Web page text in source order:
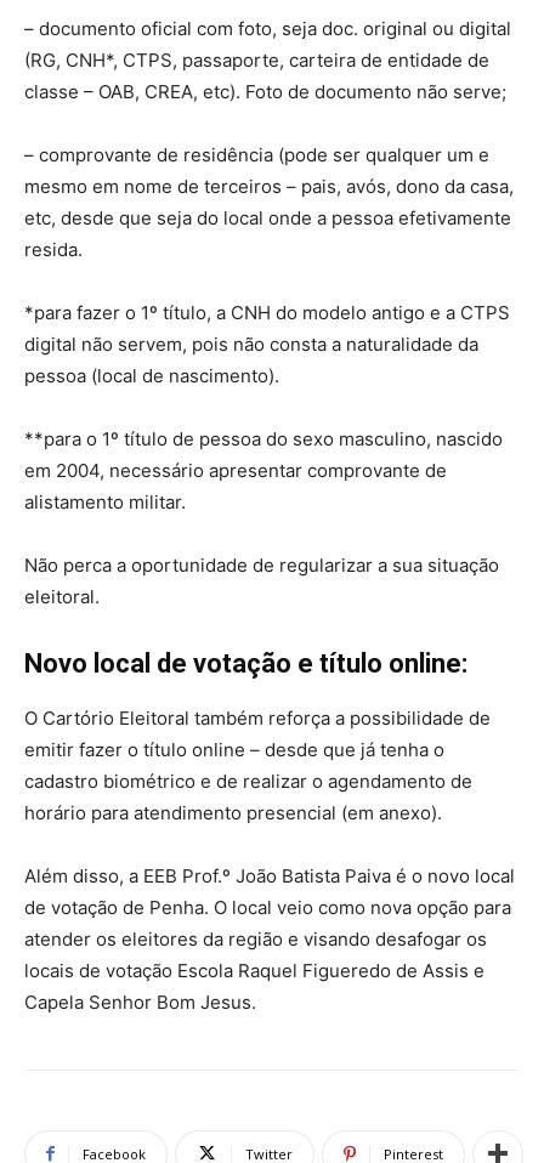
– documento oficial com foto, seja doc. original ou digital
(RG, CNH*, CTPS, passaporte, carteira de entidade de
classe – OAB, CREA, etc). Foto de documento não serve;
– comprovante de residência (pode ser qualquer um e
mesmo em nome de terceiros – pais, avós, dono da casa,
etc, desde que seja do local onde a pessoa efetivamente
resida.
*para fazer o 1º título, a CNH do modelo antigo e a CTPS
digital não servem, pois não consta a naturalidade da
pessoa (local de nascimento).
**para o 1º título de pessoa do sexo masculino, nascido
em 2004, necessário apresentar comprovante de
alistamento militar.
Não perca a oportunidade de regularizar a sua situação
eleitoral.
Novo local de votação e título online:
O Cartório Eleitoral também reforça a possibilidade de
emitir fazer o título online – desde que já tenha o
cadastro biométrico e de realizar o agendamento de
horário para atendimento presencial (em anexo).
Além disso, a EEB Prof.º João Batista Paiva é o novo local
de votação de Penha. O local veio como nova opção para
atender os eleitores da região e visando desafogar os
locais de votação Escola Raquel Figueredo de Assis e
Capela Senhor Bom Jesus.
Facebook Twitter Pinterest